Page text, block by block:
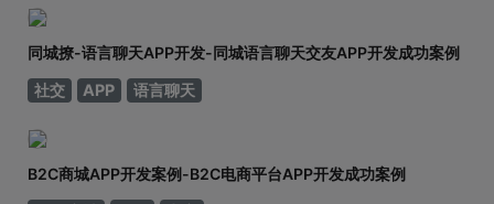
同城撩-语言聊天APP开发-同城语言聊天交友APP开发成功案例
社交
APP 语言聊天
B2C商城APP开发案例-B2C电商平台APP开发成功案例